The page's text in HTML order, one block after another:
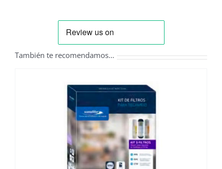
También te recomendamos…